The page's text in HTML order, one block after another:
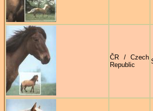
ČR / Czech
Republic